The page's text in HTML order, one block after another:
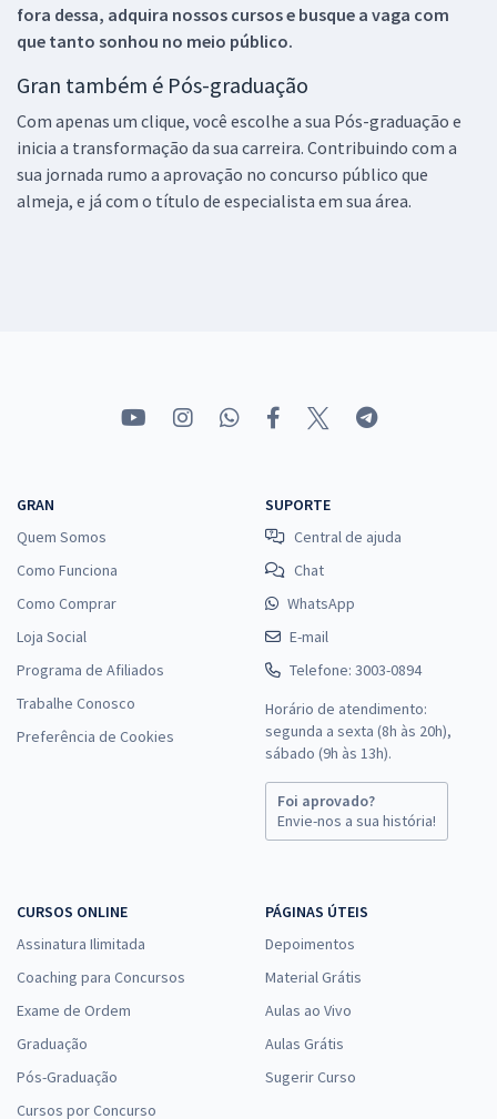
fora dessa, adquira nossos cursos e busque a vaga com
que tanto sonhou no meio público.
Gran também é Pós-graduação
Com apenas um clique, você escolhe a sua Pós-graduação e
inicia a transformação da sua carreira. Contribuindo com a
sua jornada rumo a aprovação no concurso público que
almeja, e já com o título de especialista em sua área.
GRAN
Quem Somos
Como Funciona
Como Comprar
Loja Social
Programa de Afiliados
Trabalhe Conosco
Preferência de Cookies
SUPORTE
Central de ajuda
Chat
WhatsApp
E-mail
Telefone: 3003-0894
Horário de atendimento:
segunda a sexta (8h às 20h),
sábado (9h às 13h).
Foi aprovado?
Envie-nos a sua história!
CURSOS ONLINE
Assinatura Ilimitada
Coaching para Concursos
Exame de Ordem
Graduação
Pós-Graduação
Cursos por Concurso
PÁGINAS ÚTEIS
Depoimentos
Material Grátis
Aulas ao Vivo
Aulas Grátis
Sugerir Curso